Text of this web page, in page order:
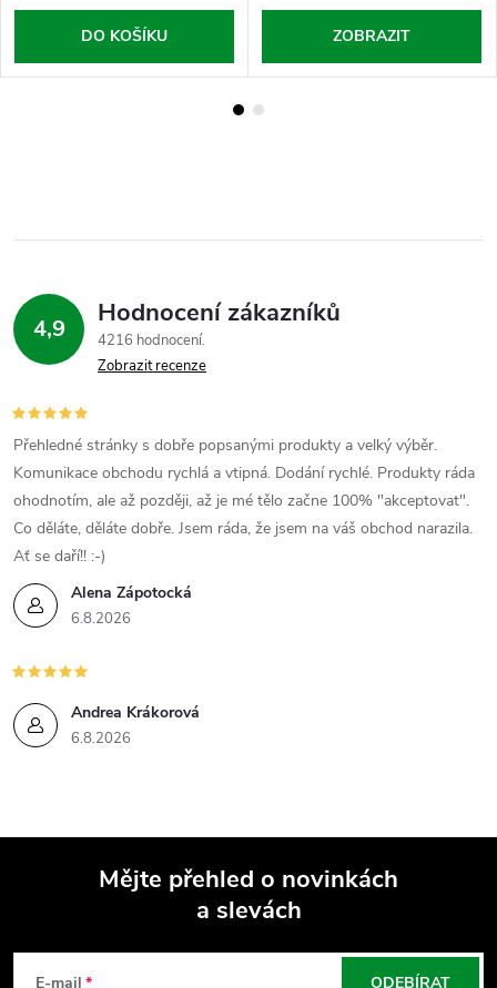
DO KOŠÍKU ZOBRAZIT
4,9 Hodnocení zákazníků
4216 hodnocení
Zobrazit recenze
Alena Zápotocká
6.8.2026
Přehledné stránky s dobře popsanými produkty a velký výběr.
Komunikace obchodu rychlá a vtipná. Dodání rychlé. Produkty ráda
ohodnotím, ale až později, až je mé tělo začne 100% "akceptovat".
Co děláte, děláte dobře. Jsem ráda, že jsem na váš obchod narazila.
Ať se daří!! :-)
Andrea Krákorová
6.8.2026
Mějte přehled o novinkách
a slevách
E-mail ODEBÍRAT